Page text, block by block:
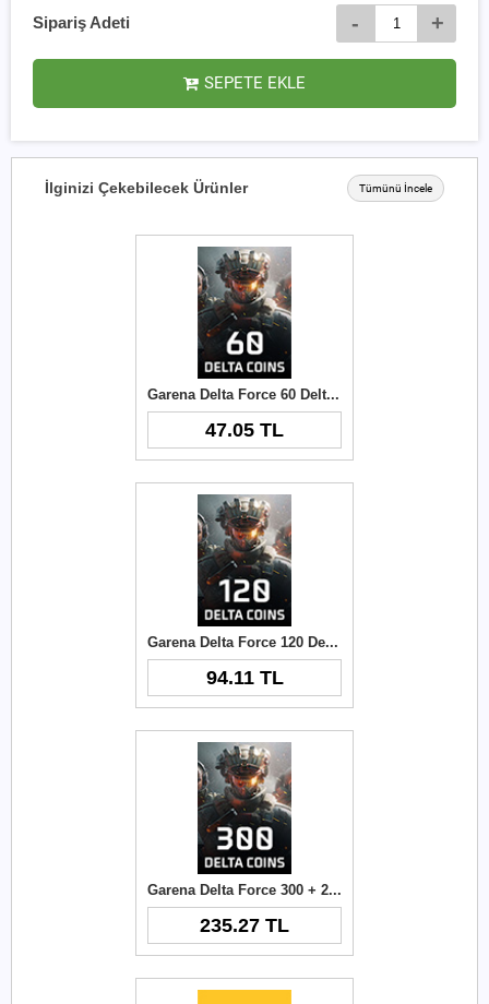
Sipariş Adeti - +
SEPETE EKLE
İlginizi Çekebilecek Ürünler Tümünü İncele
Garena Delta Force 60 Delta Coins TR
47.05 TL
Garena Delta Force 120 Delta Coins TR
94.11 TL
Garena Delta Force 300 + 21 Delta Coins TR
235.27 TL